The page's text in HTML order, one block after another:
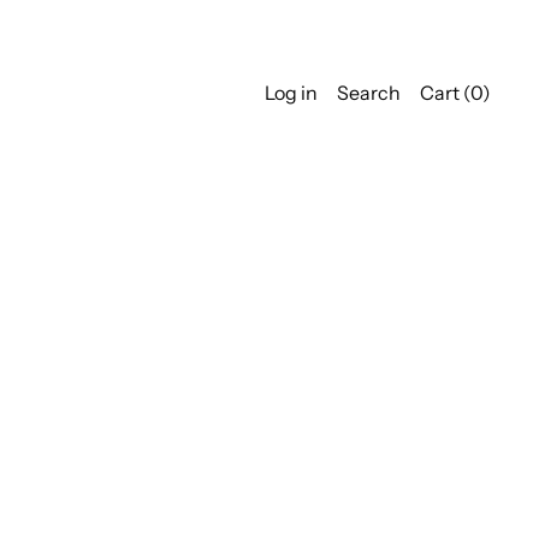
Log in Search Cart (0)